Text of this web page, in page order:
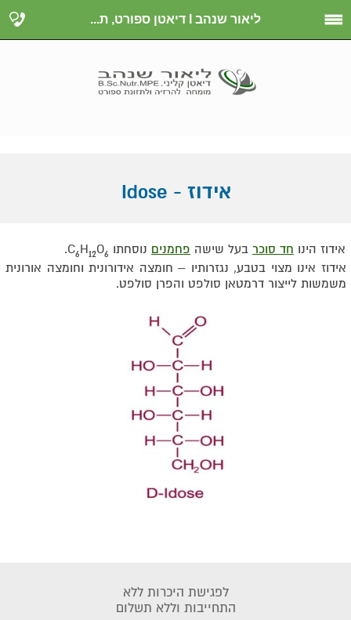
ליאור שנהב I דיאטן ספורט, ת...
אידוז הינו חד סוכרבעל שישה פחמנים נוסחתו C 6H12O6
.
אידוז אינו מצוי בטבע, נגזרותיו – חומצה אידורונית וחומצה אורונית
משמשות לייצור דרמטאן סולפט והפרן סולפט.
אידוז - Idose
לפגישת היכרות ללא
התחייבות וללא תשלום